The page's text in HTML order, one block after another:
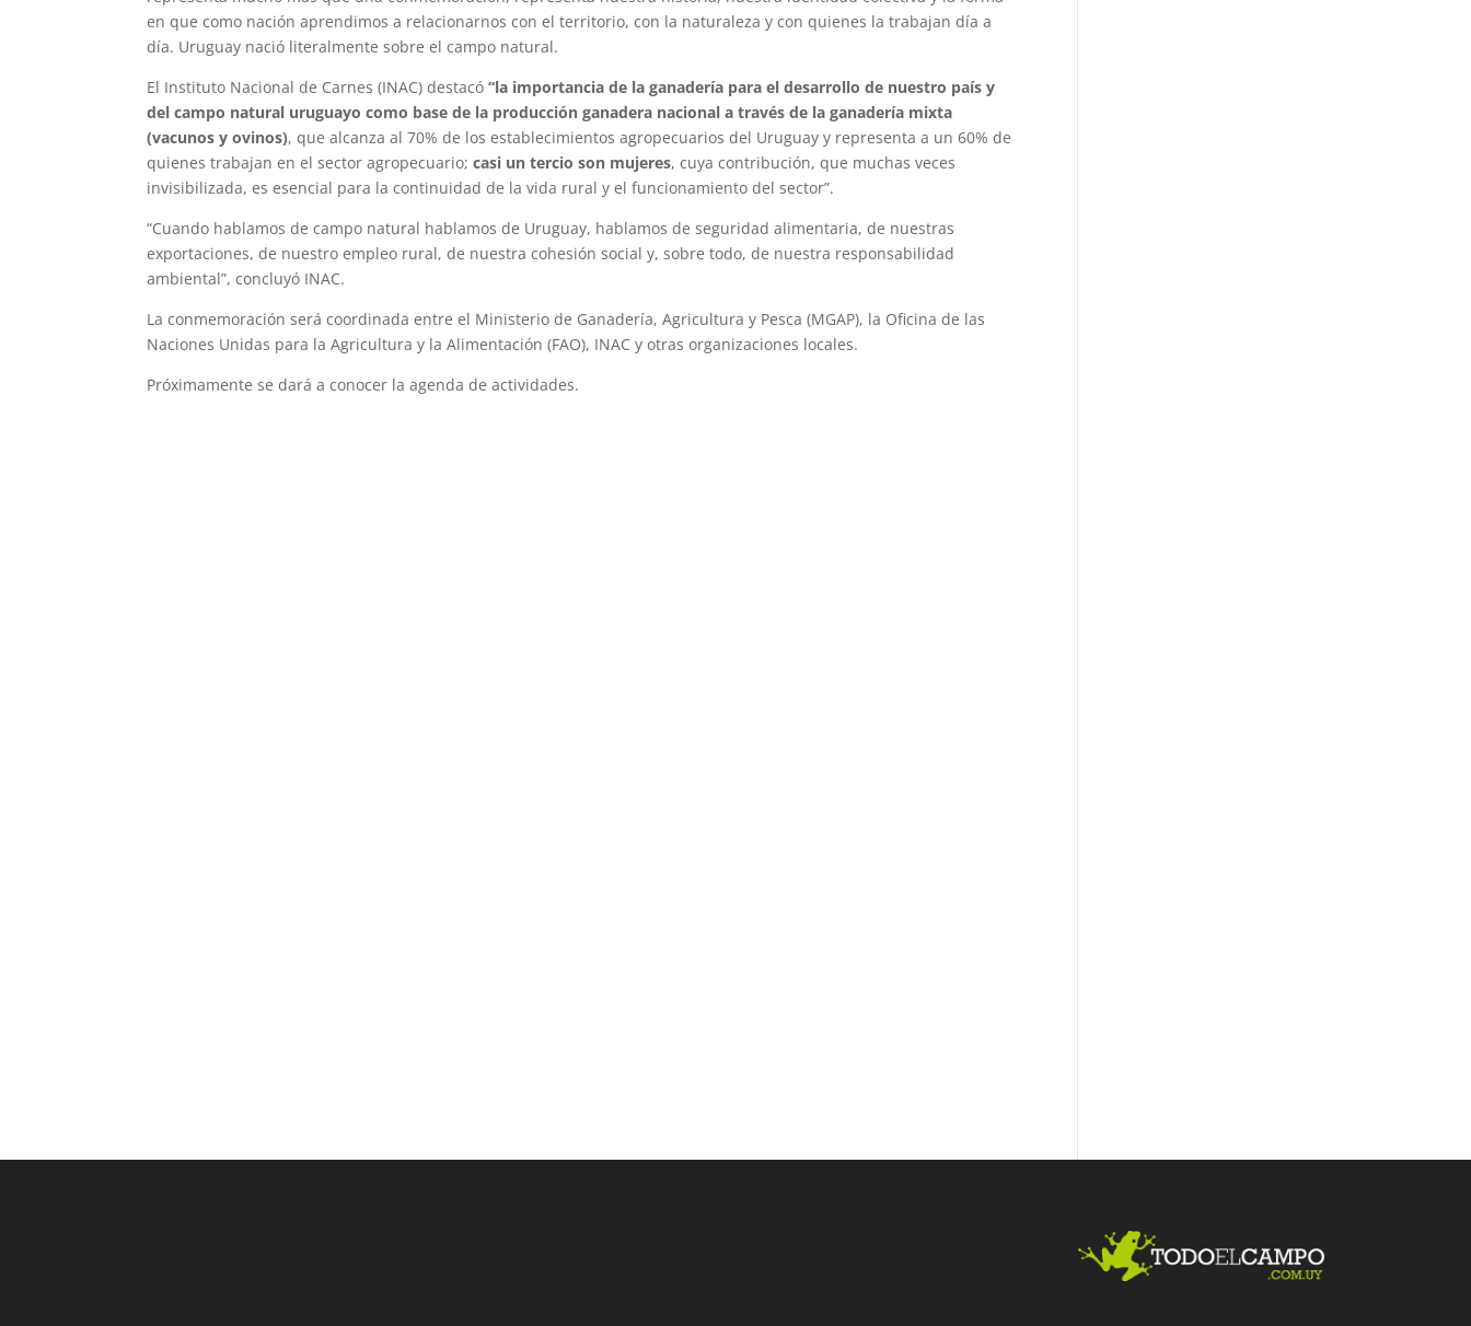
en que como nación aprendimos a relacionarnos con el territorio, con la naturaleza y con quienes la trabajan día a
día. Uruguay nació literalmente sobre el campo natural.
El Instituto Nacional de Carnes (INAC) destacó“la importancia de la ganadería para el desarrollo de nuestro país y
del campo natural uruguayo como base de la producción ganadera nacional a través de la ganadería mixta
(vacunos y ovinos), que alcanza al 70% de los establecimientos agropecuarios del Uruguay y representa a un 60% de
quienes trabajan en el sector agropecuario;casi un tercio son mujeres, cuya contribución, que muchas veces
invisibilizada, es esencial para la continuidad de la vida rural y el funcionamiento del sector”.
“Cuando hablamos de campo natural hablamos de Uruguay, hablamos de seguridad alimentaria, de nuestras
exportaciones, de nuestro empleo rural, de nuestra cohesión social y, sobre todo, de nuestra responsabilidad
ambiental”, concluyó INAC.
La conmemoración será coordinada entre el Ministerio de Ganadería, Agricultura y Pesca (MGAP), la Oficina de las
Naciones Unidas para la Agricultura y la Alimentación (FAO), INAC y otras organizaciones locales.
Próximamente se dará a conocer la agenda de actividades.